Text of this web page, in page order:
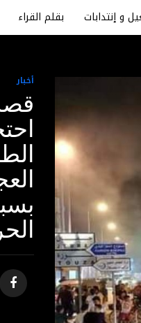
و إنتدابات بقلم القراء
أخبار